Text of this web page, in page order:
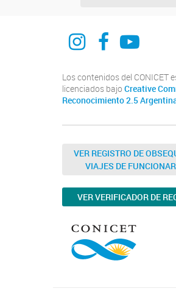
CURDIUR CONICET UNR
Los contenidos del CONICET
licenciados bajo Creative
Reconocimiento 2.5
VER REGISTRO DE
VIAJES DE
VER VERIFICADOR DE